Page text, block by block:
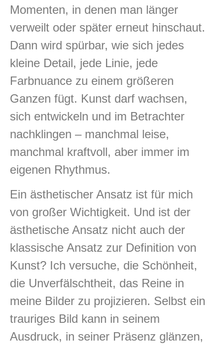
Momenten, in denen man länger
verweilt oder später erneut hinschaut.
Dann wird spürbar, wie sich jedes
kleine Detail, jede Linie, jede
Farbnuance zu einem größeren
Ganzen fügt. Kunst darf wachsen,
sich entwickeln und im Betrachter
nachklingen – manchmal leise,
manchmal kraftvoll, aber immer im
eigenen Rhythmus.
Ein ästhetischer Ansatz ist für mich
von großer Wichtigkeit. Und ist der
ästhetische Ansatz nicht auch der
klassische Ansatz zur Definition von
Kunst? Ich versuche, die Schönheit,
die Unverfälschtheit, das Reine in
meine Bilder zu projizieren. Selbst ein
trauriges Bild kann in seinem
Ausdruck, in seiner Präsenz glänzen,